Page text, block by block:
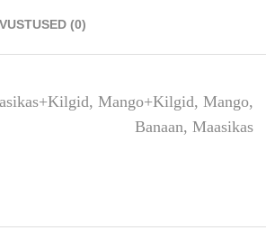
(0)
Mango+Kilgid, Mango,
Banaan, Maasikas